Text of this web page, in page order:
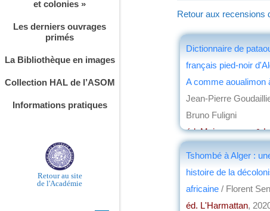
et colonies »
Les derniers ouvrages
primés
La Bibliothèque en images
Collection HAL de l’ASOM
Informations pratiques
Retour au site
de l'Académie
Retour aux recensions
Dictionnaire de
français pied-noir
A comme aoualimon
Jean-Pierre
Bruno Fuligni
éd. Maisonneuve &
Tshombé à Alger :
histoire de la
africaine / Florent
éd. L'Harmattan,